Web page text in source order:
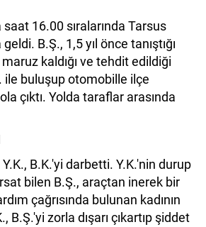
16.00 sıralarında Tarsus
B.Ş., 1,5 yıl önce tanıştığı
kaldığı ve tehdit edildiği
ile buluşup otomobille ilçe
çıktı. Yolda taraflar arasında
Y.K., B.K.'yi darbetti. Y.K.'nin durup
bilen B.Ş., araçtan inerek bir
çağrısında bulunan kadının
B.Ş.'yi zorla dışarı çıkartıp şiddet